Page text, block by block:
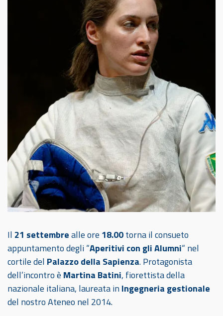
Il 21 settembrealle ore 18.00torna il consueto
appuntamento degli “Aperitivi con gli Alumni“ nel
cortile del Palazzo della Sapienza. Protagonista
dell’incontro è Martina Batini, fiorettista della
nazionale italiana, laureata inIngegneria gestionale
del nostro Ateneo nel 2014.